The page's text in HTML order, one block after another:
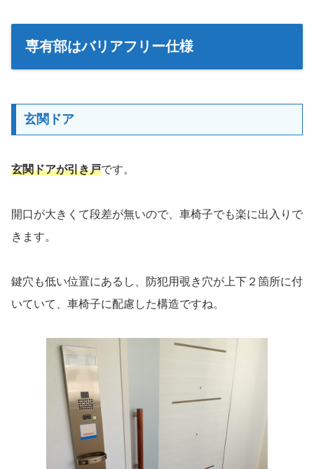
専有部はバリアフリー仕様
玄関ドア
玄関ドアが引き戸です。
開口が大きくて段差が無いので、車椅子でも楽に出入りで
きます。
鍵穴も低い位置にあるし、防犯用覗き穴が上下２箇所に付
いていて、車椅子に配慮した構造ですね。